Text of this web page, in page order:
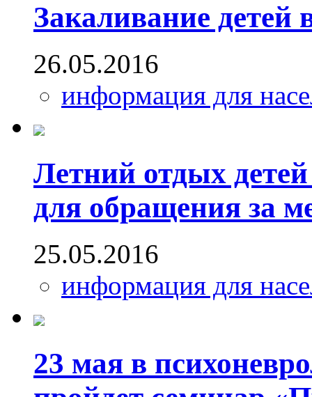
Закаливание детей
26.05.2016
информация для
Летний отдых
для обращения за
25.05.2016
информация для
23 мая в